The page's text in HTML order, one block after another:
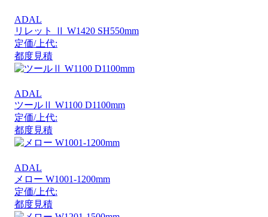
ADAL
リレット Ⅱ W1420 SH550mm
定価/上代:
都度見積
ADAL
ツールⅡ W1100 D1100mm
定価/上代:
都度見積
ADAL
メロー W1001-1200mm
定価/上代:
都度見積